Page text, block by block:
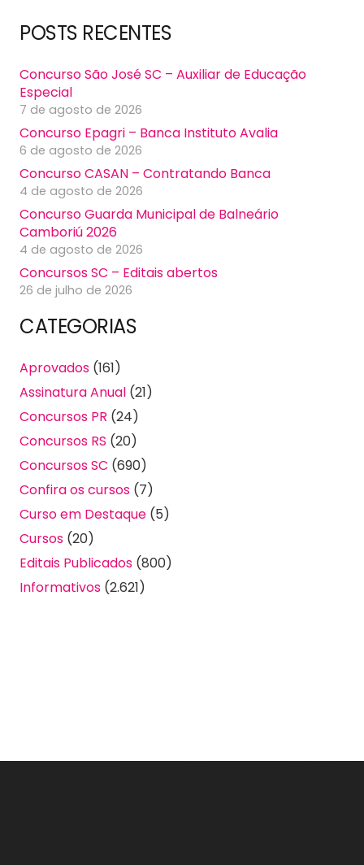
POSTS RECENTES
Concurso São José SC – Auxiliar de Educação
Especial
7 de agosto de 2026
Concurso Epagri – Banca Instituto Avalia
6 de agosto de 2026
Concurso CASAN – Contratando Banca
4 de agosto de 2026
Concurso Guarda Municipal de Balneário
Camboriú 2026
4 de agosto de 2026
Concursos SC – Editais abertos
26 de julho de 2026
CATEGORIAS
Aprovados (161)
Assinatura Anual (21)
Concursos PR (24)
Concursos RS (20)
Concursos SC (690)
Confira os cursos (7)
Curso em Destaque (5)
Cursos (20)
Editais Publicados (800)
Informativos (2.621)